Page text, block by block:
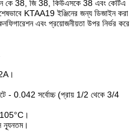
কে 38, জি 38, কিউএসকে 38 এবং কেটিএ
KTAA19 ইঞ্জিনের জন্য ডিজাইন করা
কনফিগারেশন এবং প্রয়োজনীয়তা উপর নির্ভর করে
- 0.042 সর্বোচ্চ (প্রায় 1/2 থেকে 3/4
105°C।
ন্যূনতম।